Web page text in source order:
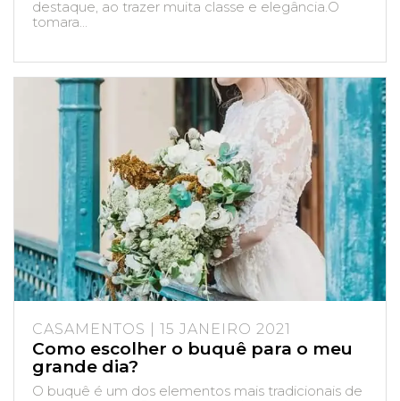
destaque, ao trazer muita classe e elegância.O
tomara...
CASAMENTOS | 15 JANEIRO 2021
Como escolher o buquê para o meu
grande dia?
O buquê é um dos elementos mais tradicionais de